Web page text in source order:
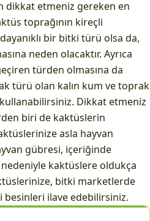
dikkat etmeniz gereken en
toprağının kireçli
bir bitki türü olsa da,
neden olacaktır. Ayrıca
türden olmasına da
türü olan kalın kum ve toprak
Dikkat etmeniz
biri de kaktüslerin
asla hayvan
gübresi, içeriğinde
nedeniyle kaktüslere oldukça
bitki marketlerde
besinleri ilave edebilirsiniz.